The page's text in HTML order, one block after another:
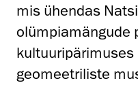
mis ühendas
olümpiamängude
geomeetriliste